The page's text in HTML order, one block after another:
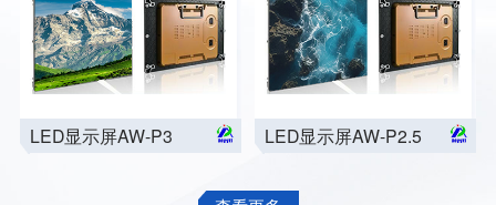
LED显示屏AW-P3 LED显示屏AW-P2.5